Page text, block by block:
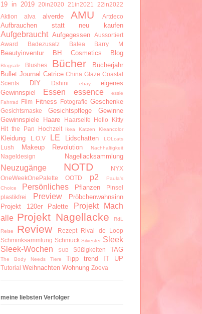
19 in 2019 20in2020 21in2021
22in2022
Aktion
alva alverde AMU Artdeco
Aufbrauchen statt neu kaufen
Aufgebraucht Aufgegessen
Aussortiert
Award
Badezusatz Balea Barry M
Beautyinventur BH Cosmetics Blog
Blogsale Blushes Bücher
Bücherjahr
Bullet Journal Catrice China Glaze Coastal
Scents
DIY Dshini ebay
eigenes
Gewinnspiel
Essen essence
essie
Fahrrad
Film Fitness Fotografie Geschenke
Gesichtsmaske Gesichtspflege
Gewinne
Gewinnspiele
Haare Haarseife
Hello Kitty
Hit the Pan
Hochzeit Ikea Katzen Kleancolor
Kleidung L.O.V LE Lidschatten LOLcats
Lush Makeup Revolution Nachhaltigkeit
Nageldesign Nagellacksammlung
Neuzugänge NOTD
NYX
OneWeekOnePalette
OOTD p2
Paula's
Choice
Persönliches Pflanzen
Pinsel
plastikfrei
Preview
Pröbchenwahnsinn
Projekt 120er Palette
Projekt Mach
alle Projekt Nagellacke RdL
Reise Review Rezept
Rival de Loop
Schminksammlung Schmuck Silvester Sleek
Sleek-Wochen
SUB Süßigkeiten TAG
The Body Needs Tiere Tipp trend IT UP
Tutorial Weihnachten Wohnung Zoeva
meine liebsten Verfolger